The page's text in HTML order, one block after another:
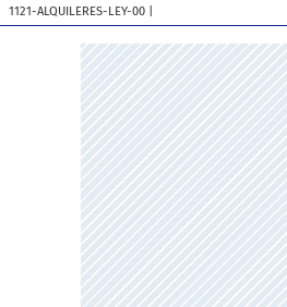
1121-ALQUILERES-LEY-00